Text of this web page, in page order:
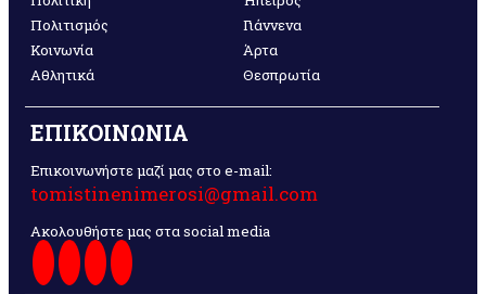
Πολιτισμός
Κοινωνία
Αθλητικά
Γιάννενα
Άρτα
Θεσπρωτία
ΕΠΙΚΟΙΝΩΝΙΑ
Επικοινωνήστε μαζί μας στο e-mail:
tomistinenimerosi@gmail.com
Ακολουθήστε μας στα social media